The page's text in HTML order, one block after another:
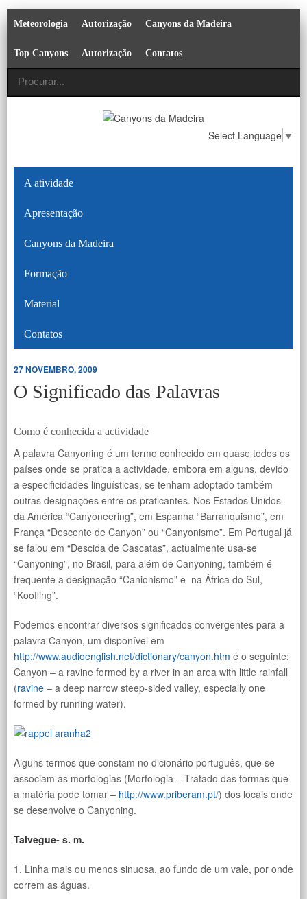
Meteorologia Autorização Canyons da Madeira
Top Canyons Autorização Contatos
Select Language ▼
A atividade
Apresentação
Canyons da Madeira
Formação
Material
Contatos
27 NOVEMBRO, 2009
O Significado das Palavras
Como é conhecida a actividade
A palavra Canyoning é um termo conhecido em quase todos os
países onde se pratica a actividade, embora em alguns, devido
a especificidades linguísticas, se tenham adoptado também
outras designações entre os praticantes. Nos Estados Unidos
da América “Canyoneering”, em Espanha “Barranquismo”, em
França “Descente de Canyon” ou “Canyonisme”. Em Portugal já
se falou em “Descida de Cascatas”, actualmente usa-se
“Canyoning”, no Brasil, para além de Canyoning, também é
frequente a designação “Canionismo” e na África do Sul,
“Koofling”.
Podemos encontrar diversos significados convergentes para a
palavra Canyon, um disponível em
http://www.audioenglish.net/dictionary/canyon.htm é o seguinte:
Canyon – a ravine formed by a river in an area with little rainfall
(ravine – a deep narrow steep-sided valley, especially one
formed by running water).
Alguns termos que constam no dicionário português, que se
associam às morfologias (Morfologia – Tratado das formas que
a matéria pode tomar – http://www.priberam.pt/) dos locais onde
se desenvolve o Canyoning.
Talvegue- s. m.
1. Linha mais ou menos sinuosa, ao fundo de um vale, por onde
correm as águas.